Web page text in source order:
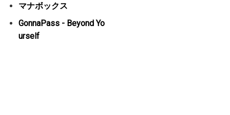
マナボックス
GonnaPass - Beyond Yo
urself